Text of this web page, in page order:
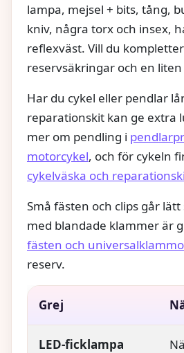
lampa, mejsel + bits, tång,
kniv, några torx och insex,
reflexväst. Vill du
reservsäkringar och en
Har du cykel eller pendlar
reparationskit kan ge extra
mer om pendling i
motorcykel, och för cykeln
cykelväska och
Små fästen och clips går lätt
med blandade klammer är
fästen och
reserv.
Grej
LED‑ficklampa